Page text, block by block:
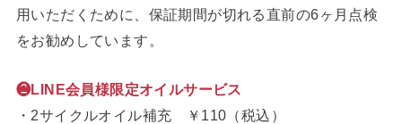
用いただくために、保証期間が切れる直前の6ヶ月点検
をお勧めしています。
❷LINE会員様限定オイルサービス
・2サイクルオイル補充 ￥110（税込）